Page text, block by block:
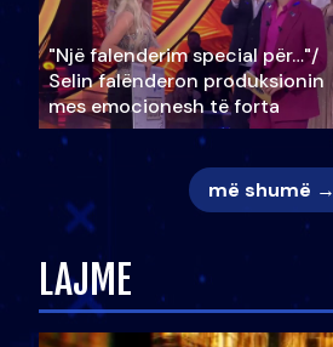
"Një falenderim special për…"/
Selin falënderon produksionin
mes emocionesh të forta
më shumë →
LAJME